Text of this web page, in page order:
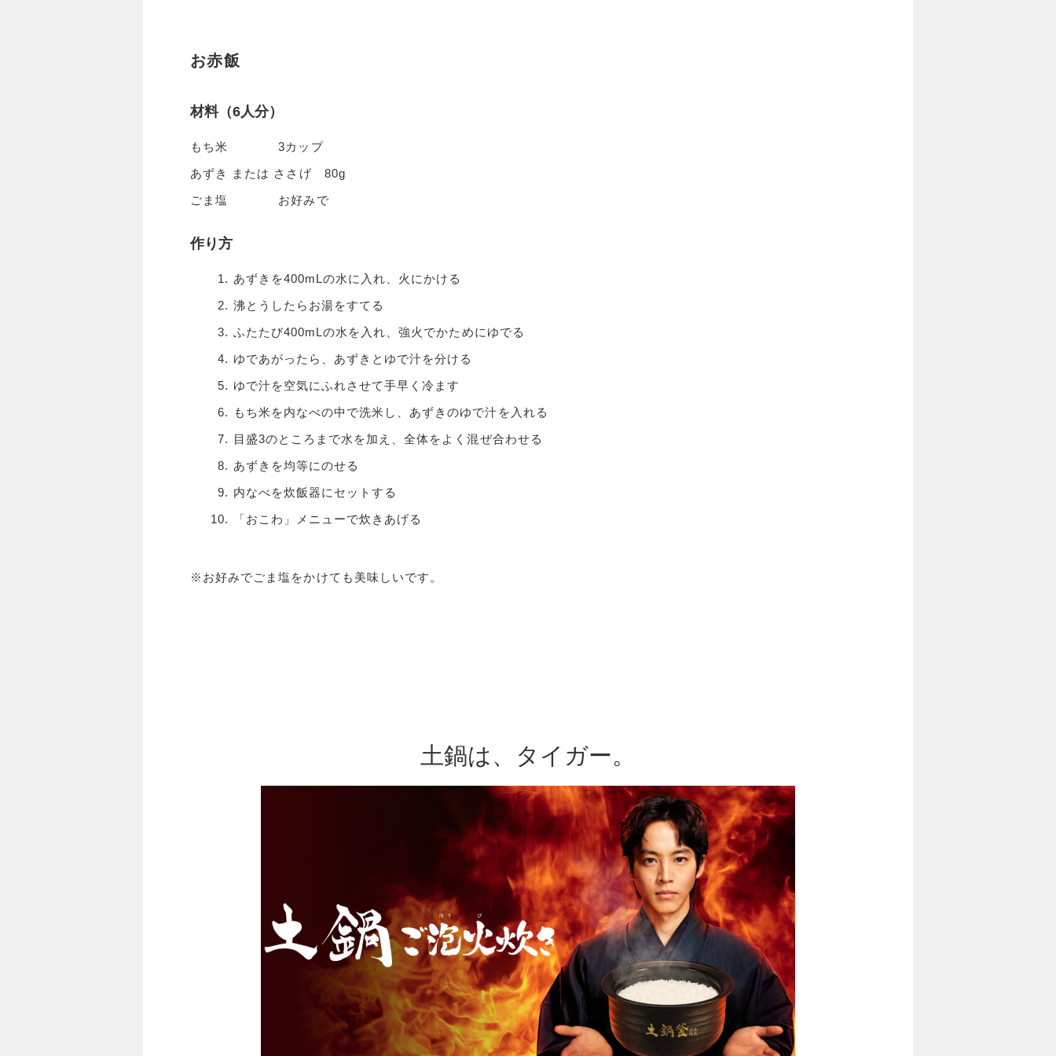
お赤飯
材料（6人分）
もち米 3カップ
あずき または ささげ 80g
ごま塩 お好みで
作り方
あずきを400mLの水に入れ、火にかける
沸とうしたらお湯をすてる
ふたたび400mLの水を入れ、強火でかためにゆでる
ゆであがったら、あずきとゆで汁を分ける
ゆで汁を空気にふれさせて手早く冷ます
もち米を内なべの中で洗米し、あずきのゆで汁を入れる
目盛3のところまで水を加え、全体をよく混ぜ合わせる
あずきを均等にのせる
内なべを炊飯器にセットする
「おこわ」メニューで炊きあげる
※お好みでごま塩をかけても美味しいです。
土鍋は、タイガー。